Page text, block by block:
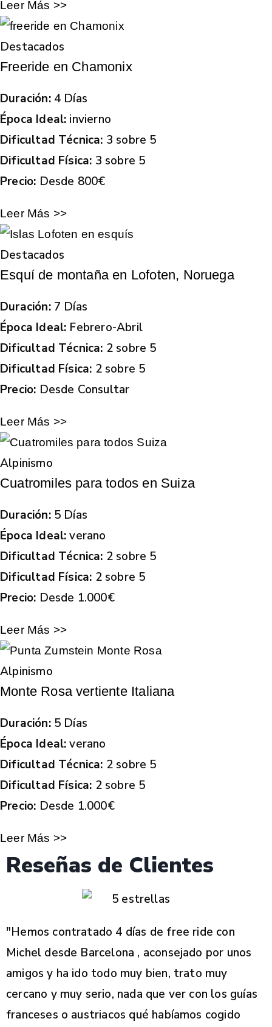
Leer Más >>
Destacados
Freeride en Chamonix
Duración:4 Días
Época Ideal: invierno
Dificultad Técnica: 3 sobre 5
Dificultad Física: 3 sobre 5
Precio: Desde 800€
Leer Más >>
Destacados
Esquí de montaña en Lofoten, Noruega
Duración:7 Días
Época Ideal: Febrero-Abril
Dificultad Técnica: 2 sobre 5
Dificultad Física: 2 sobre 5
Precio: Desde Consultar
Leer Más >>
Alpinismo
Cuatromiles para todos en Suiza
Duración:5 Días
Época Ideal:verano
Dificultad Técnica: 2 sobre 5
Dificultad Física: 2 sobre 5
Precio: Desde 1.000€
Leer Más >>
Alpinismo
Monte Rosa vertiente Italiana
Duración:5 Días
Época Ideal:verano
Dificultad Técnica: 2 sobre 5
Dificultad Física: 2 sobre 5
Precio: Desde 1.000€
Leer Más >>
Reseñas de Clientes
"Hemos contratado 4 días de free ride con
Michel desde Barcelona , aconsejado por unos
amigos y ha ido todo muy bien, trato muy
cercano y muy serio, nada que ver con los guías
franceses o austriacos qué habíamos cogido